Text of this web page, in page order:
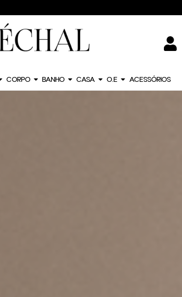
CORPO BANHO CASA O.E ACESSÓRIOS